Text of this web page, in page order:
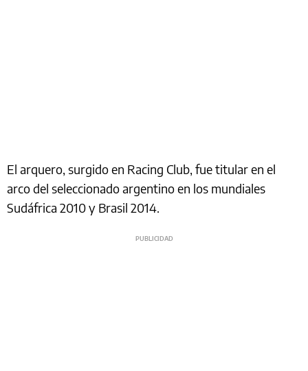
El arquero, surgido en Racing Club, fue titular en el
arco del seleccionado argentino en los mundiales
Sudáfrica 2010 y Brasil 2014.